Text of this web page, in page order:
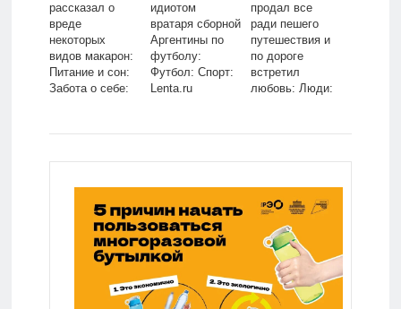
рассказал о
вреде
некоторых
видов макарон:
Питание и сон:
Забота о себе:
идиотом
вратаря сборной
Аргентины по
футболу:
Футбол: Спорт:
Lenta.ru
продал все
ради пешего
путешествия и
по дороге
встретил
любовь: Люди: